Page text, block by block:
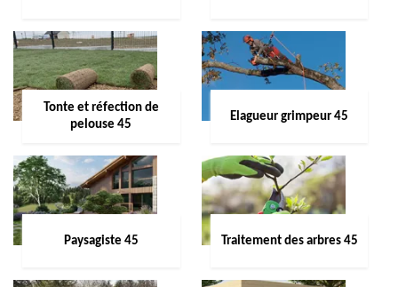
Tonte et réfection de
pelouse 45
Elagueur grimpeur 45
Paysagiste 45 Traitement des arbres 45